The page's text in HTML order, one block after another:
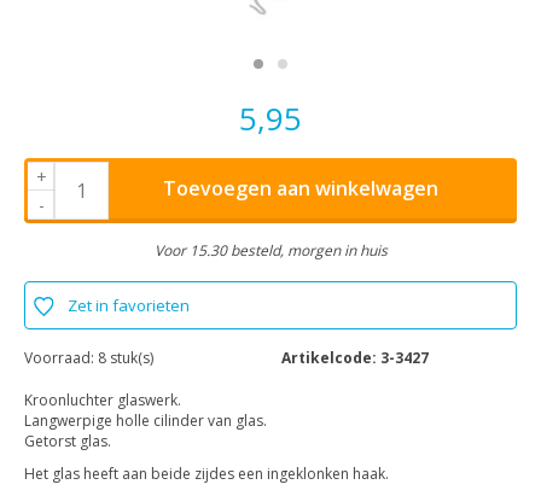
5,95
+
-
Toevoegen aan winkelwagen
Voor 15.30 besteld, morgen in huis
Zet in favorieten
Voorraad: 8 stuk(s) Artikelcode: 3-3427
Kroonluchter glaswerk.
Langwerpige holle cilinder van glas.
Getorst glas.
Het glas heeft aan beide zijdes een ingeklonken haak.